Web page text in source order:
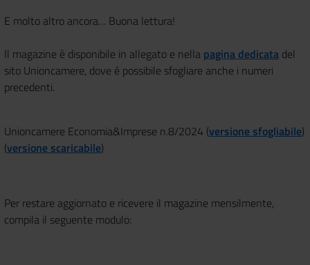
E molto altro ancora… Buona lettura!
Il magazine è disponibile in allegato e nella pagina dedicata del
sito Unioncamere, dove é possibile sfogliare anche i numeri
precedenti.
Unioncamere Economia&Imprese n.8/2024 (versione sfogliabile)
(versione scaricabile)
Per restare aggiornato e ricevere il magazine mensilmente,
compila il seguente modulo: